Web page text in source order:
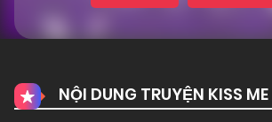
NỘI DUNG TRUYỆN KISS